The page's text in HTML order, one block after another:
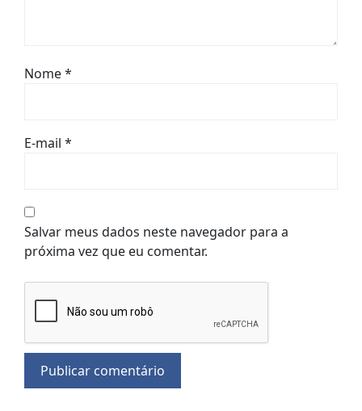
Nome*
E-mail *
Salvar meus dados neste navegador para a
próxima vez que eu comentar.